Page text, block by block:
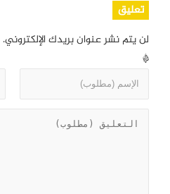
تعليق
لن يتم نشر عنوان بريدك الإلكتروني.
*